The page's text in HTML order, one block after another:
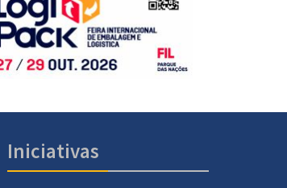
Iniciativas